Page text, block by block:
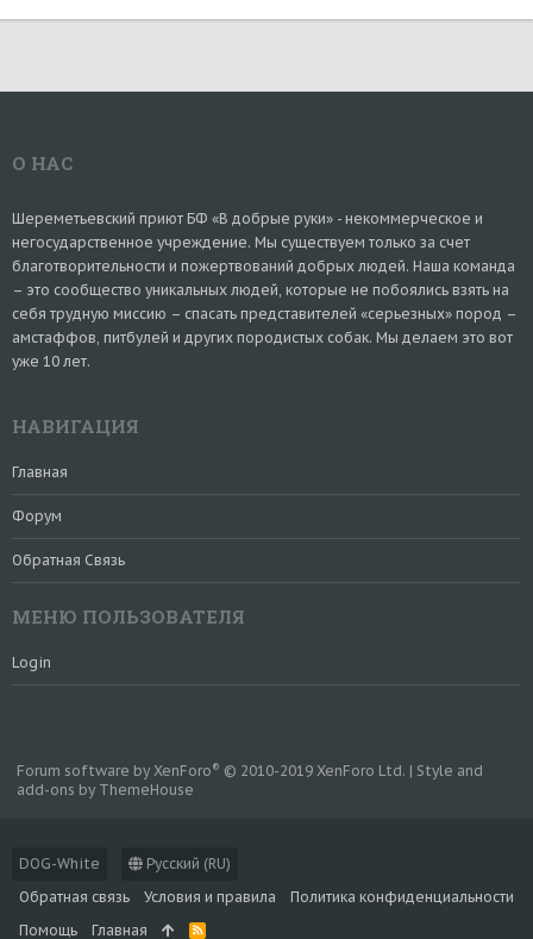
О НАС
Шереметьевский приют БФ «В добрые руки» - некоммерческое и
негосударственное учреждение. Мы существуем только за счет
благотворительности и пожертвований добрых людей. Наша команда
– это сообщество уникальных людей, которые не побоялись взять на
себя трудную миссию – спасать представителей «серьезных» пород –
амстаффов, питбулей и других породистых собак. Мы делаем это вот
уже 10 лет.
НАВИГАЦИЯ
Главная
Форум
Обратная Связь
МЕНЮ ПОЛЬЗОВАТЕЛЯ
Login
DOG-White
Русский (RU)
Обратная связь
Условия и правила
Политика конфиденциальности
Помощь
Главная
R
Forum software by XenForo® © 2010-2019 XenForo Ltd. | Style and
add-ons by ThemeHouse